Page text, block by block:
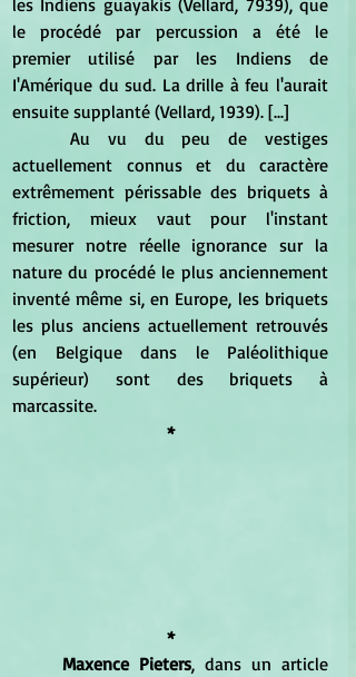
le procédé par percussion a été le
premier utilisé par les Indiens de
I'Amérique du sud. La drille à feu l'aurait
ensuite supplanté (Vellard, 1939). [...]
actuellement connus et du caractère
extrêmement périssable des briquets à
friction, mieux vaut pour l'instant
mesurer notre réelle ignorance sur la
nature du procédé le plus anciennement
inventé même si, en Europe, les briquets
les plus anciens actuellement retrouvés
(en Belgique dans le Paléolithique
supérieur) sont des briquets à
marcassite.
*
*
Maxence Pieters, dans un article